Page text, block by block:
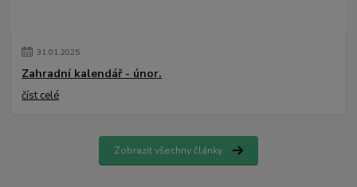
31.01.2025
Zahradní kalendář - únor.
číst celé
Zobrazit všechny články